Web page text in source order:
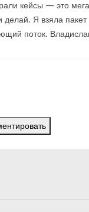
кейсы — это
делай. Я взяла
поток.